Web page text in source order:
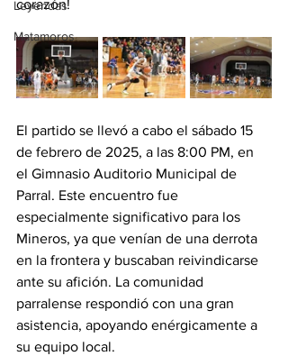
Leyendas
Matamoros
corazón!
El partido se llevó a cabo el sábado 15
de febrero de 2025, a las 8:00 PM, en
el Gimnasio Auditorio Municipal de
Parral. Este encuentro fue
especialmente significativo para los
Mineros, ya que venían de una derrota
en la frontera y buscaban reivindicarse
ante su afición. La comunidad
parralense respondió con una gran
asistencia, apoyando enérgicamente a
su equipo local.